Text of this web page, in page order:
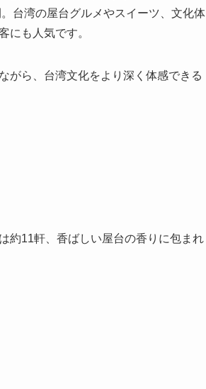
台湾の屋台グルメやスイーツ、文化体
にも人気です。
がら、台湾文化をより深く体感できる
約11軒、香ばしい屋台の香りに包まれ